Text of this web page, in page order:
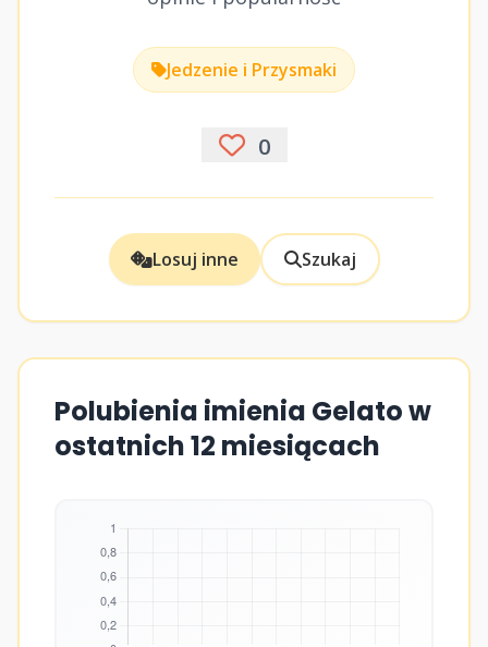
Jedzenie i Przysmaki
0
Losuj inne Szukaj
Polubienia imienia Gelato w
ostatnich 12 miesiącach